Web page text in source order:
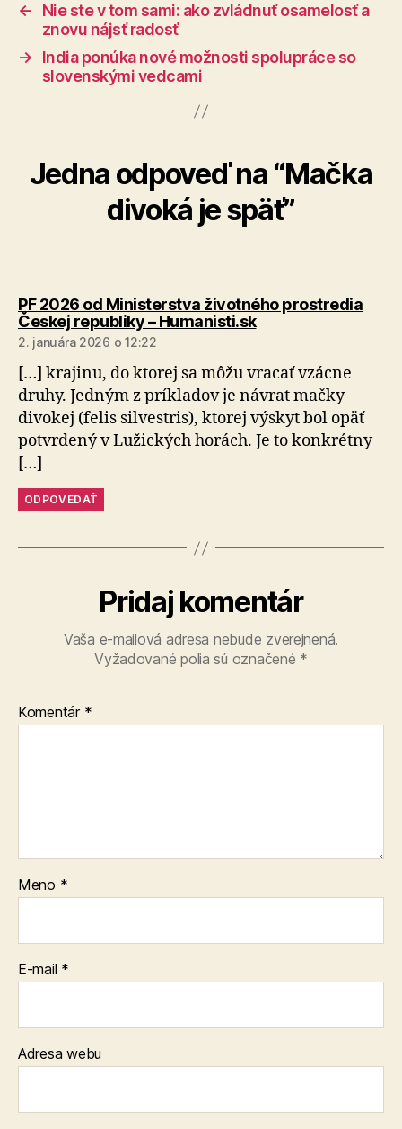
←
Nie ste v tom sami: ako zvládnuť osamelosť a
znovu nájsť radosť
→
India ponúka nové možnosti spolupráce so
slovenskými vedcami
Jedna odpoveď na “Mačka
divoká je späť”
PF 2026 od Ministerstva životného prostredia
Českej republiky – Humanisti.skhovorí:
2. januára 2026 o 12:22
[…] krajinu, do ktorej sa môžu vracať vzácne
druhy. Jedným z príkladov je návrat mačky
divokej (felis silvestris), ktorej výskyt bol opäť
potvrdený v Lužických horách. Je to konkrétny
[…]
ODPOVEDAŤ
Pridaj komentár
Vaša e-mailová adresa nebude zverejnená.
Vyžadované polia sú označené *
Komentár *
Meno *
E-mail *
Adresa webu